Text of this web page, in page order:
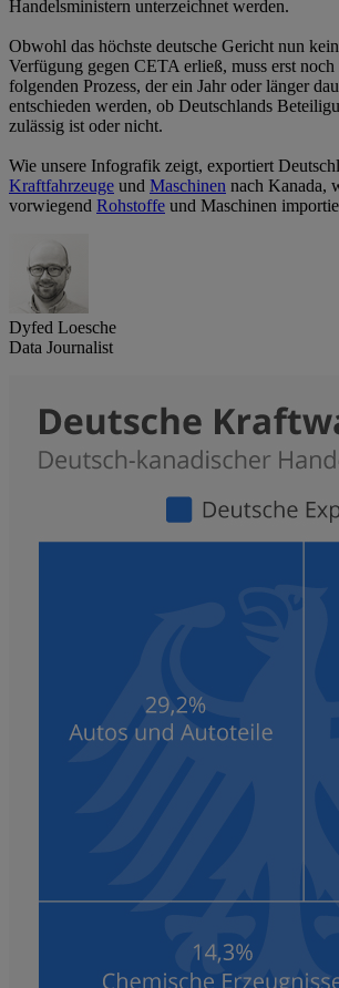
Handelsministern unterzeichnet werden.
Obwohl das höchste deutsche Gericht nun
Verfügung gegen CETA erließ, muss erst
folgenden Prozess, der ein Jahr oder länger
entschieden werden, ob Deutschlands
zulässig ist oder nicht.
Wie unsere Infografik zeigt, exportiert
Kraftfahrzeuge und Maschinen nach Kanada,
vorwiegend Rohstoffe und Maschinen
Dyfed Loesche
Data Journalist